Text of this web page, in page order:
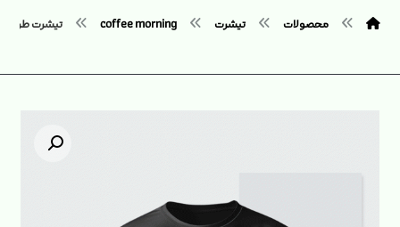
محصولات تیشرت coffee morning تیشرت طرح "Coffee Morning ۱۰۳"